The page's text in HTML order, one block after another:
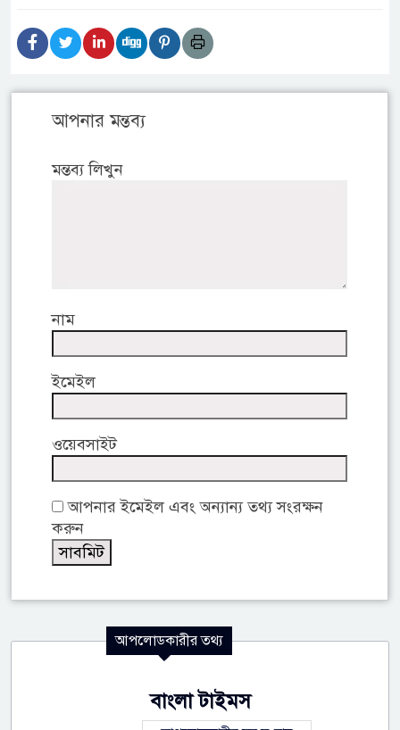
আপনার মন্তব্য
মন্তব্য লিখুন
নাম
ইমেইল
ওয়েবসাইট
আপনার ইমেইল এবং অন্যান্য তথ্য সংরক্ষন
করুন
আপলোডকারীর তথ্য
বাংলা টাইমস